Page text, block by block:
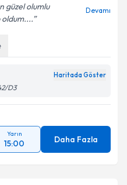
güzel olumlu
oldum....
Devamı
Haritada Göster
D3
Yarın
15:00 Daha Fazla